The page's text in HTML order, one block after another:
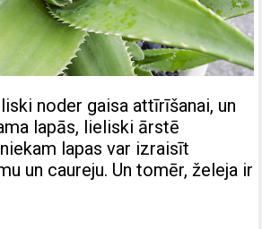
noder gaisa attīrīšanai, un
lapās, lieliski ārstē
lapas var izraisīt
un caureju. Un tomēr, želeja ir